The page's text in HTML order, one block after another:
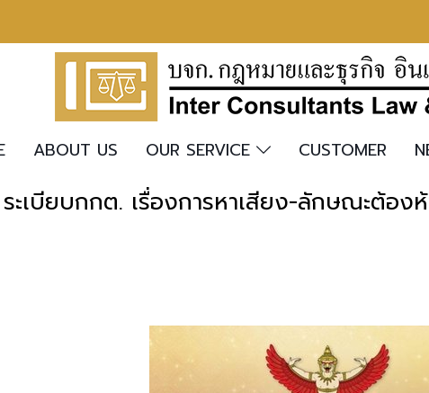
ABOUT US OUR SERVICE CUSTOMER
ะเบียบกกต. เรื่องการหาเสียง-ลักษณะต้อง